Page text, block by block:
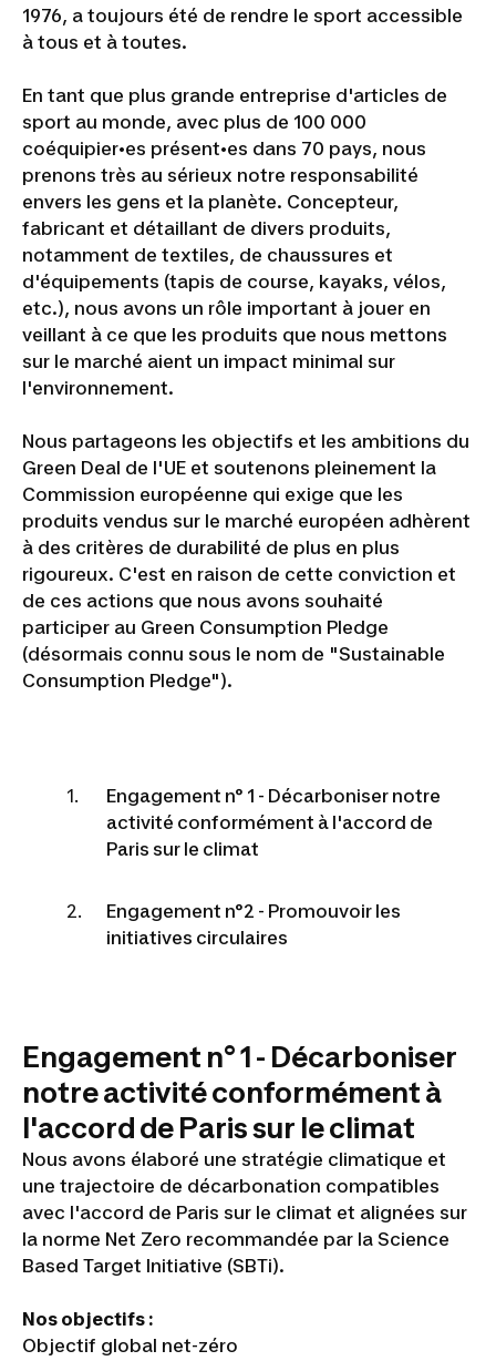
1976, a toujours été de rendre le sport accessible
à tous et à toutes.
En tant que plus grande entreprise d'articles de
sport au monde, avec plus de 100 000
coéquipier•es présent•es dans 70 pays, nous
prenons très au sérieux notre responsabilité
envers les gens et la planète. Concepteur,
fabricant et détaillant de divers produits,
notamment de textiles, de chaussures et
d'équipements (tapis de course, kayaks, vélos,
etc.), nous avons un rôle important à jouer en
veillant à ce que les produits que nous mettons
sur le marché aient un impact minimal sur
l'environnement.
Nous partageons les objectifs et les ambitions du
Green Deal de l'UE et soutenons pleinement la
Commission européenne qui exige que les
produits vendus sur le marché européen adhèrent
à des critères de durabilité de plus en plus
rigoureux. C'est en raison de cette conviction et
de ces actions que nous avons souhaité
participer au Green Consumption Pledge
(désormais connu sous le nom de "Sustainable
Consumption Pledge").
Engagement n° 1 - Décarboniser notre
activité conformément à l'accord de
Paris sur le climat
Engagement n°2 - Promouvoir les
initiatives circulaires
Engagement n° 1 - Décarboniser
notre activité conformément à
l'accord de Paris sur le climat
Nous avons élaboré une stratégie climatique et
une trajectoire de décarbonation compatibles
avec l'accord de Paris sur le climat et alignées sur
la norme Net Zero recommandée par la Science
Based Target Initiative (SBTi).
Nos objectifs :
Objectif global net-zéro